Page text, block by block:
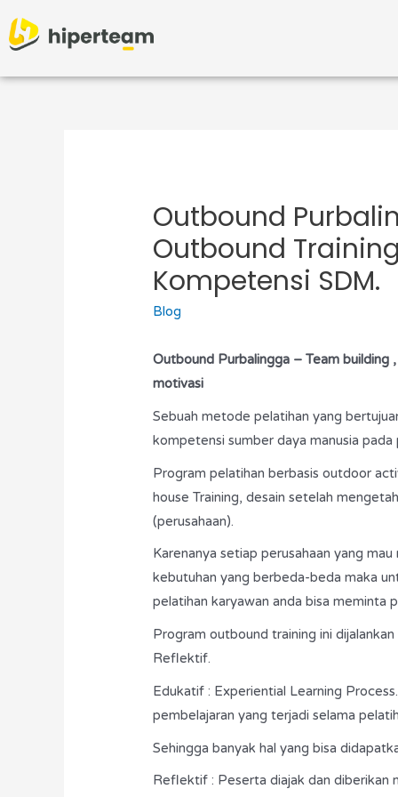
Outbound
Outbound
Kompetensi SDM.
Blog
Outbound Purbalingga – Team building
motivasi
Sebuah metode pelatihan yang
kompetensi sumber daya manusia pada
Program pelatihan berbasis outdoor
house Training, desain setelah
(perusahaan).
Karenanya setiap perusahaan yang
kebutuhan yang berbeda-beda maka
pelatihan karyawan anda bisa meminta
Program outbound training ini
Reflektif.
Edukatif : Experiential Learning
pembelajaran yang terjadi selama
Sehingga banyak hal yang bisa
Reflektif : Peserta diajak dan diberikan